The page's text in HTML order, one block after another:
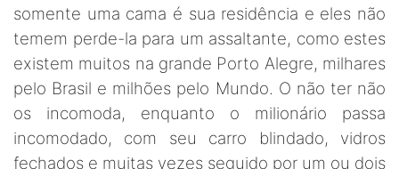
somente uma cama é sua residência e eles não
temem perde-la para um assaltante, como estes
existem muitos na grande Porto Alegre, milhares
pelo Brasil e milhões pelo Mundo. O não ter não
os incomoda, enquanto o milionário passa
incomodado, com seu carro blindado, vidros
fechados e muitas vezes seguido por um ou dois